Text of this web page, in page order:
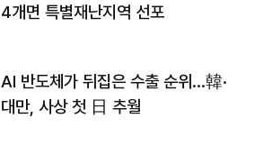
4개면 특별재난지역 선포
AI 반도체가 뒤집은 수출 순위…韓·
대만, 사상 첫 日 추월